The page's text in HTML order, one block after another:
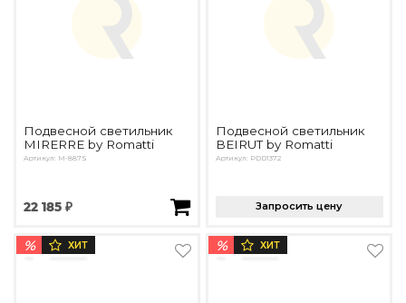
Подвесной светильник
MIRERRE by Romatti
Артикул: M-887S
22 185 ₽
Подвесной светильник
BEIRUT by Romatti
Артикул: PDD1372
Запросить цену
% ХИТ % ХИТ